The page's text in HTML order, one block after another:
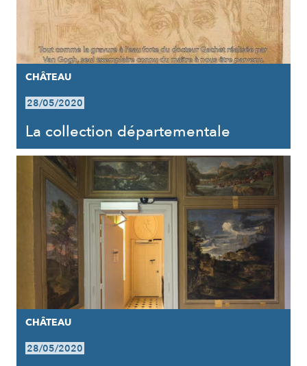
CHÂTEAU
28/05/2020
La collection départementale
CHÂTEAU
28/05/2020